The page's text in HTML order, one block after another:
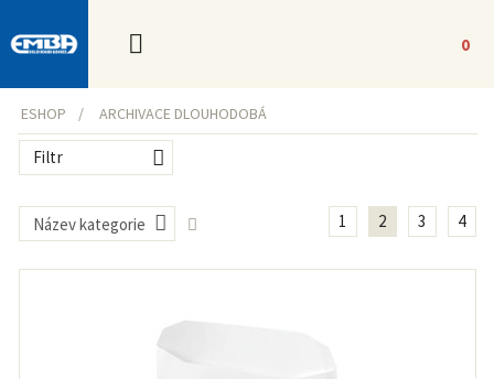
0
ESHOP ARCHIVACE DLOUHODOBÁ
Filtr
Název kategorie 1 2 3 4